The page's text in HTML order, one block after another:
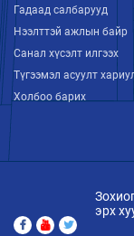
Гадаад салбарууд
Нээлттэй ажлын байр
Санал хүсэлт илгээх
Түгээмэл асуулт
Холбоо барих
эрх